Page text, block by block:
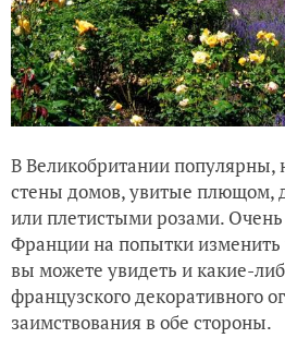
В Великобритании популярны,
стены домов, увитые плющом,
или плетистыми розами.
Франции на попытки изменить
вы можете увидеть и какие-
французского декоративного
заимствования в обе стороны.